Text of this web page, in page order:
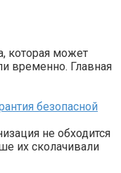
которая может
временно. Главная
безопасной
не обходится
их сколачивали